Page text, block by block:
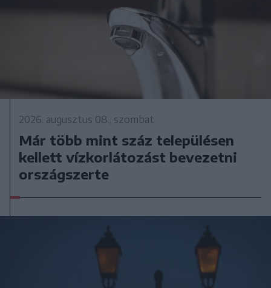
2026. augusztus 08., szombat
Már több mint száz településen
kellett vízkorlátozást bevezetni
országszerte